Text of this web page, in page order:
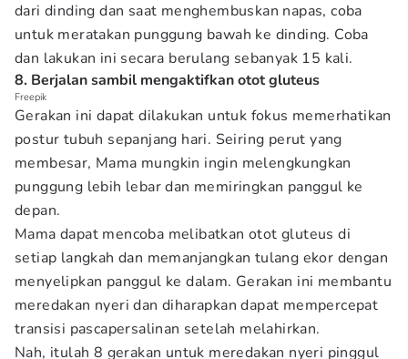
dari dinding dan saat menghembuskan napas, coba
untuk meratakan punggung bawah ke dinding. Coba
dan lakukan ini secara berulang sebanyak 15 kali.
8. Berjalan sambil mengaktifkan otot gluteus
Freepik
Gerakan ini dapat dilakukan untuk fokus memerhatikan
postur tubuh sepanjang hari. Seiring perut yang
membesar, Mama mungkin ingin melengkungkan
punggung lebih lebar dan memiringkan panggul ke
depan.
Mama dapat mencoba melibatkan otot gluteus di
setiap langkah dan memanjangkan tulang ekor dengan
menyelipkan panggul ke dalam. Gerakan ini membantu
meredakan nyeri dan diharapkan dapat mempercepat
transisi pascapersalinan setelah melahirkan.
Nah, itulah 8 gerakan untuk meredakan nyeri pinggul